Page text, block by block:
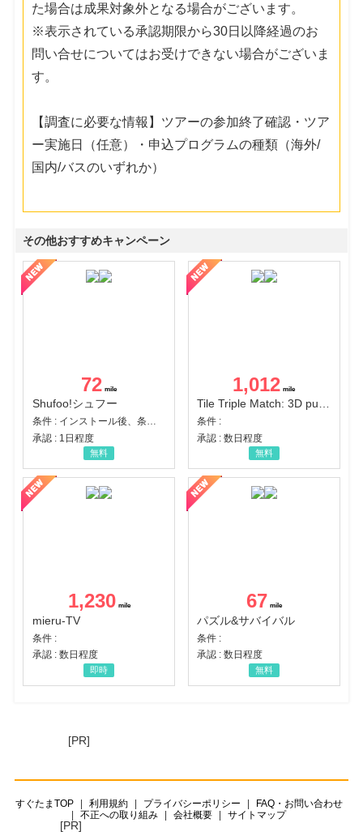
た場合は成果対象外となる場合がございます。
※表示されている承認期限から30日以降経過のお
問い合せについてはお受けできない場合がございま
す。
【調査に必要な情報】ツアーの参加終了確認・ツア
ー実施日（任意）・申込プログラムの種類（海外/
国内/バスのいずれか）
その他おすすめキャンペーン
72
Shufoo!シュフー
条件 : インストール後、条件達成
承認 : 1日程度
無料
1,012
Tile Triple Match: 3D puzzle
条件 :
承認 : 数日程度
無料
1,230
mieru-TV
条件 :
承認 : 数日程度
即時
67
パズル&サバイバル
条件 :
承認 : 数日程度
無料
[PR]
すぐたまTOP 利用規約 プライバシーポリシー
FAQ・お問い合わせ
不正への取り組み
会社概要 サイトマップ
[PR]